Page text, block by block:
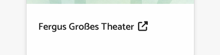
Fergus Großes Theater